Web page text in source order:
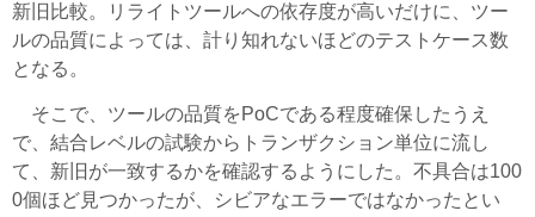
新旧比較。リライトツールへの依存度が高いだけに、ツー
ルの品質によっては、計り知れないほどのテストケース数
となる。
そこで、ツールの品質をPoCである程度確保したうえ
で、結合レベルの試験からトランザクション単位に流し
て、新旧が一致するかを確認するようにした。不具合は100
0個ほど見つかったが、シビアなエラーではなかったとい